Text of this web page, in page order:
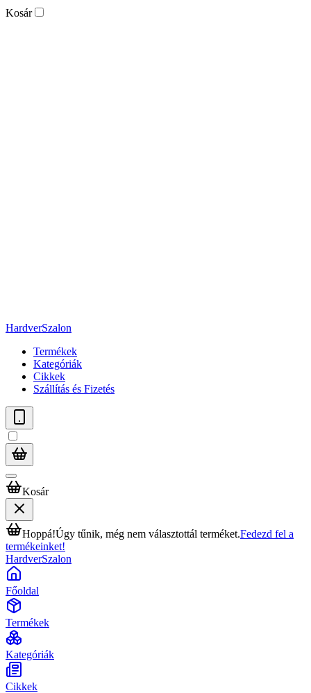
Kosár
HardverSzalon
Termékek
Kategóriák
Cikkek
Szállítás és Fizetés
Kosár
Hoppá!Úgy tűnik, még nem választottál terméket.Fedezd fel a
termékeinket!
HardverSzalon
Főoldal
Termékek
Kategóriák
Cikkek